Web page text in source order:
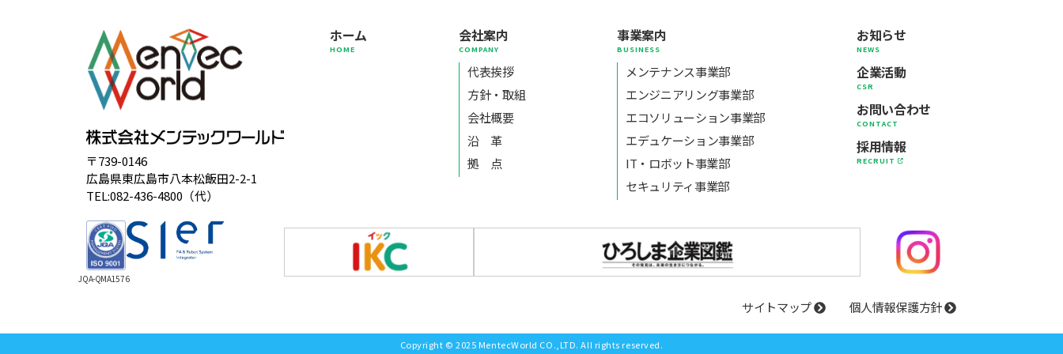
〒739-0146
広島県東広島市八本松飯田2-2-1
TEL:082-436-4800（代）
JQA-QMA1576
ホーム
HOME
会社案内
COMPANY
代表挨拶
方針・取組
会社概要
沿 革
拠 点
事業案内
BUSINESS
メンテナンス事業部
エンジニアリング事業部
エコソリューション事業部
エデュケーション事業部
IT・ロボット事業部
セキュリティ事業部
お知らせ
NEWS
企業活動
CSR
お問い合わせ
CONTACT
採用情報
RECRUIT
サイトマップ 個人情報保護方針
Copyright © 2025 MentecWorld CO.,LTD. All rights reserved.